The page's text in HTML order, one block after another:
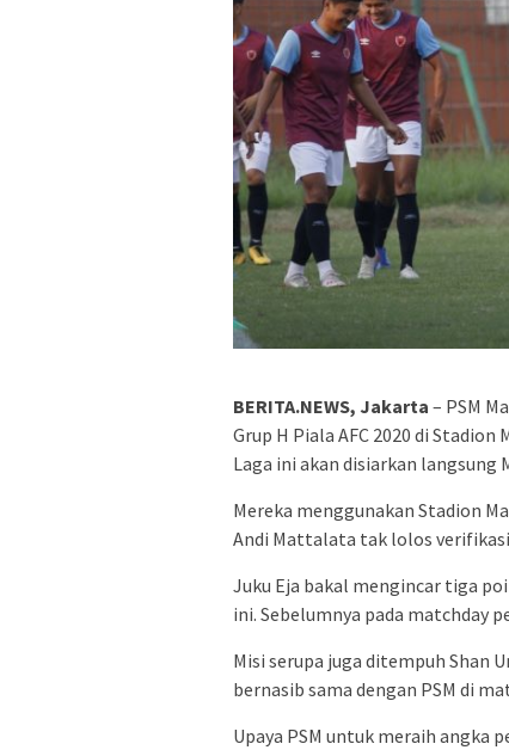
BERITA.NEWS, Jakarta – PSM
Grup H Piala AFC 2020 di Stadion
Laga ini akan disiarkan langsung
Mereka menggunakan Stadion
Andi Mattalata tak lolos verifikasi
Juku Eja bakal mengincar tiga
ini. Sebelumnya pada matchday
Misi serupa juga ditempuh Shan
bernasib sama dengan PSM di
Upaya PSM untuk meraih angka